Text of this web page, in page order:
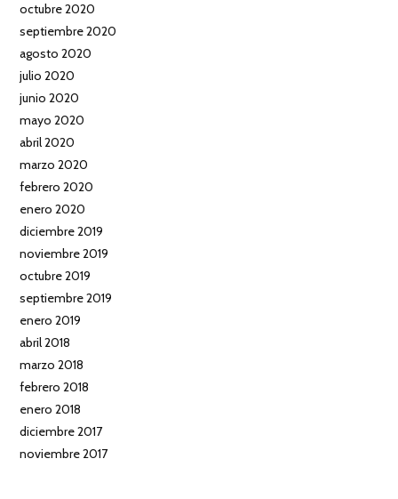
octubre 2020
septiembre 2020
agosto 2020
julio 2020
junio 2020
mayo 2020
abril 2020
marzo 2020
febrero 2020
enero 2020
diciembre 2019
noviembre 2019
octubre 2019
septiembre 2019
enero 2019
abril 2018
marzo 2018
febrero 2018
enero 2018
diciembre 2017
noviembre 2017